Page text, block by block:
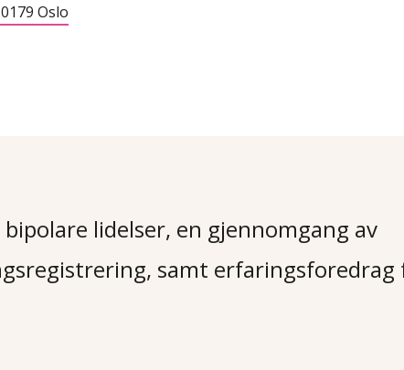
Oslo
lidelser, en gjennomgang av
samt erfaringsforedrag